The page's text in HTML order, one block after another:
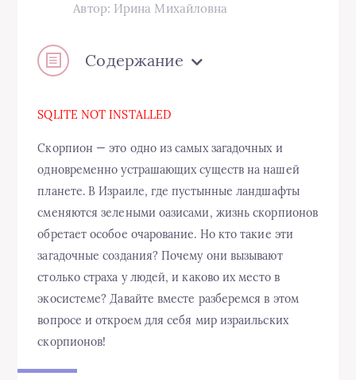
Автор: Ирина Михайловна
Содержание
SQLITE NOT INSTALLED
Скорпион — это одно из самых загадочных и
одновременно устрашающих существ на нашей
планете. В Израиле, где пустынные ландшафты
сменяются зелеными оазисами, жизнь скорпионов
обретает особое очарование. Но кто такие эти
загадочные создания? Почему они вызывают
столько страха у людей, и каково их место в
экосистеме? Давайте вместе разберемся в этом
вопросе и откроем для себя мир израильских
скорпионов!